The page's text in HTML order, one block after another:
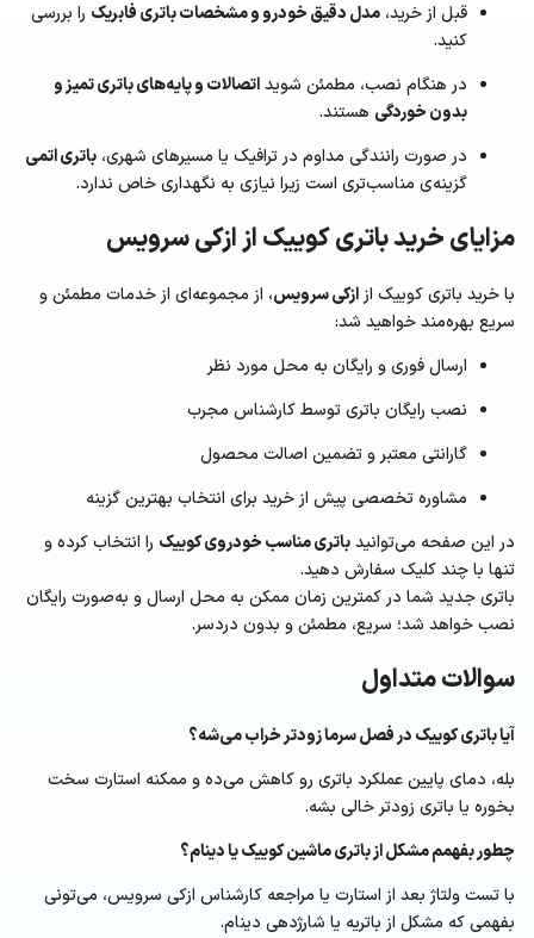
قبل از خرید، مدل دقیق خودرو و مشخصات باتری فابریک را بررسی
کنید.
در هنگام نصب، مطمئن شویداتصالات و پایه‌های باتری تمیز و
بدون خوردگی هستند.
در صورت رانندگی مداوم در ترافیک یا مسیرهای شهری، باتری اتمی
گزینه‌ی مناسب‌تری است زیرا نیازی به نگهداری خاص ندارد.
مزایای خرید باتری کوییک از ازکی سرویس
با خرید باتری کوییک ازازکی سرویس، از مجموعه‌ای از خدمات مطمئن و
سریع بهره‌مند خواهید شد:
ارسال فوری و رایگان به محل مورد نظر
نصب رایگان باتری توسط کارشناس مجرب
گارانتی معتبر و تضمین اصالت محصول
مشاوره تخصصی پیش از خرید برای انتخاب بهترین گزینه
در این صفحه می‌توانیدباتری مناسب خودروی کوییک را انتخاب کرده و
تنها با چند کلیک سفارش دهید.
باتری جدید شما در کمترین زمان ممکن به محل ارسال و به‌صورت رایگان
نصب خواهد شد؛ سریع، مطمئن و بدون دردسر.
سوالات متداول
آیا باتری کوییک در فصل سرما زودتر خراب می‌شه؟
بله، دمای پایین عملکرد باتری رو کاهش می‌ده و ممکنه استارت سخت
بخوره یا باتری زودتر خالی بشه.
چطور بفهمم مشکل از باتری ماشین کوییک یا دینام؟
با تست ولتاژ بعد از استارت یا مراجعه کارشناس ازکی سرویس، می‌تونی
بفهمی که مشکل از باتریه یا شارژدهی دینام.